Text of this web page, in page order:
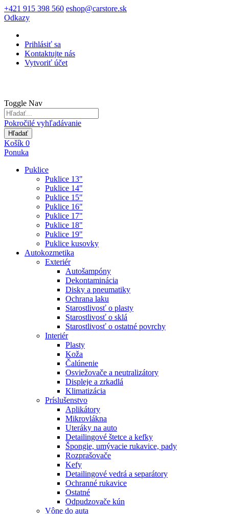
+421 915 398 560 eshop@carstore.sk
Odkazy
Prihlásiť sa
Kontaktujte nás
Vytvoriť účet
Toggle Nav
Pokročilé vyhľadávanie
Hľadať
Košík 0
Ponuka
Puklice
Puklice 13"
Puklice 14"
Puklice 15"
Puklice 16"
Puklice 17"
Puklice 18"
Puklice 19"
Puklice kusovky
Autokozmetika
Exteriér
Autošampóny
Dekontaminácia
Disky a pneumatiky
Ochrana laku
Starostlivosť o plasty
Starostlivosť o sklá
Starostlivosť o ostatné povrchy
Interiér
Plasty
Koža
Čalúnenie
Osviežovače a neutralizátory
Displeje a zrkadlá
Klimatizácia
Príslušenstvo
Aplikátory
Mikrovlákna
Uteráky na auto
Detailingové štetce a kefky
Špongie, umývacie rukavice, pady
Rozprašovače
Kefy
Detailingové vedrá a separátory
Ochranné rukavice
Ostatné
Odpudzovače kún
Vône do auta